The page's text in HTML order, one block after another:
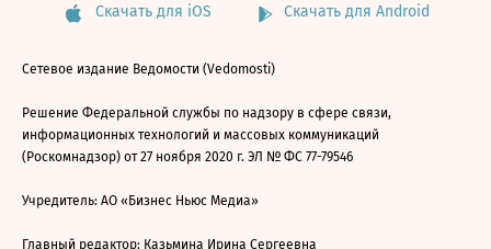
Скачать для iOS Скачать для Android
Сетевое издание Ведомости (Vedomosti)
Решение Федеральной службы по надзору в сфере связи,
информационных технологий и массовых коммуникаций
(Роскомнадзор) от 27 ноября 2020 г. ЭЛ № ФС 77-79546
Учредитель: АО «Бизнес Ньюс Медиа»
Главный редактор: Казьмина Ирина Сергеевна